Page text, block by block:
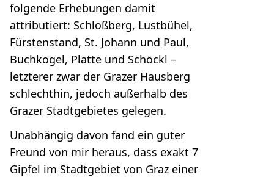
folgende Erhebungen damit
attributiert: Schloßberg, Lustbühel,
Fürstenstand, St. Johann und Paul,
Buchkogel, Platte und Schöckl –
letzterer zwar der Grazer Hausberg
schlechthin, jedoch außerhalb des
Grazer Stadtgebietes gelegen.
Unabhängig davon fand ein guter
Freund von mir heraus, dass exakt 7
Gipfel im Stadtgebiet von Graz einer